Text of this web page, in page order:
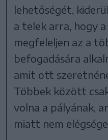
lehetőségét,
a telek arra, hogy
megfeleljen az a
befogadására
amit ott
Többek között
volna a pályának,
miatt nem